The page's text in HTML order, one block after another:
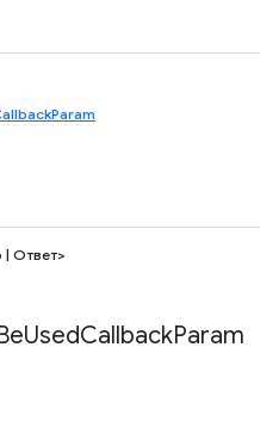
Ответ>
UsedCallbackParam